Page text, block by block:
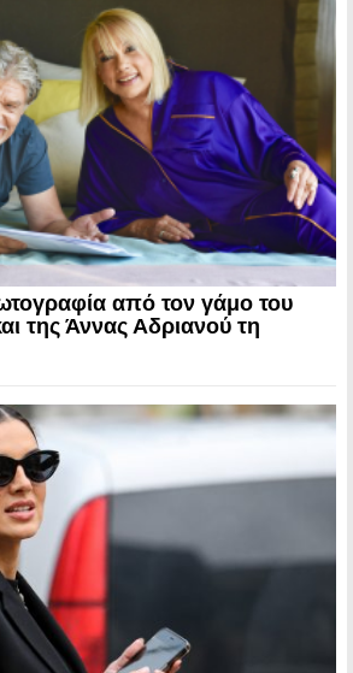
από τον γάμο του
της Άννας Αδριανού τη